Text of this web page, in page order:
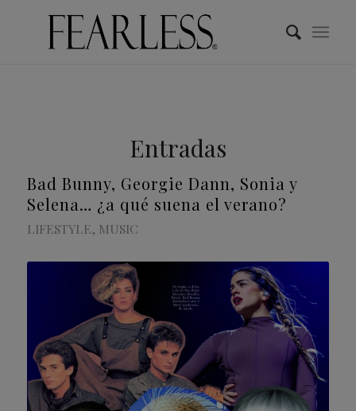
Entradas
Bad Bunny, Georgie Dann, Sonia y
Selena… ¿a qué suena el verano?
LIFESTYLE, MUSIC